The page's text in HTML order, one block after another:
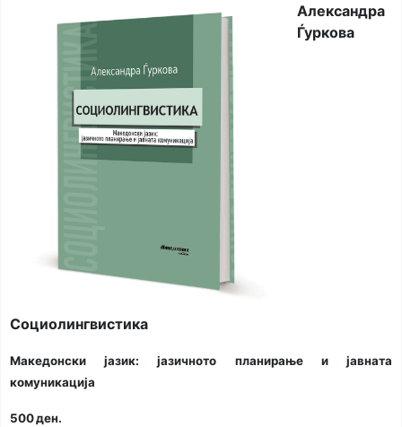
Александра
Ѓуркова
Социолингвистика
Македонски јазик: јазичното планирање и јавната
комуникација
500 ден.